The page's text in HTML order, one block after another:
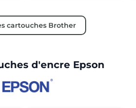
cartouches Brother
d'encre Epson